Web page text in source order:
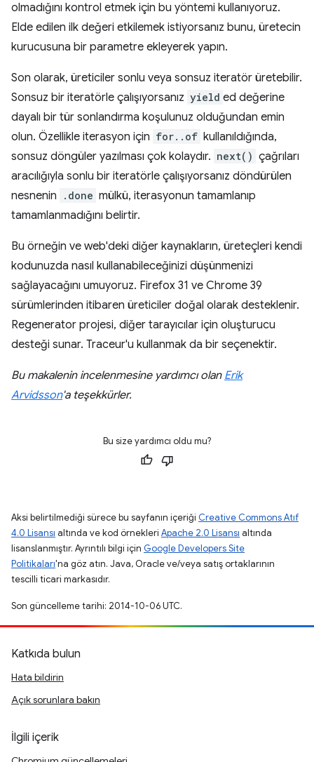
olmadığını kontrol etmek için bu yöntemi kullanıyoruz.
Elde edilen ilk değeri etkilemek istiyorsanız bunu, üretecin
kurucusuna bir parametre ekleyerek yapın.
Son olarak, üreticiler sonlu veya sonsuz iteratör üretebilir.
Sonsuz bir iteratörle çalışıyorsanız yield ed değerine
dayalı bir tür sonlandırma koşulunuz olduğundan emin
olun. Özellikle iterasyon için for..of kullanıldığında,
sonsuz döngüler yazılması çok kolaydır. next() çağrıları
aracılığıyla sonlu bir iteratörle çalışıyorsanız döndürülen
nesnenin
.done mülkü, iterasyonun tamamlanıp
tamamlanmadığını belirtir.
Bu örneğin ve web'deki diğer kaynakların, üreteçleri kendi
kodunuzda nasıl kullanabileceğinizi düşünmenizi
sağlayacağını umuyoruz. Firefox 31 ve Chrome 39
sürümlerinden itibaren üreticiler doğal olarak desteklenir.
Regenerator projesi, diğer tarayıcılar için oluşturucu
desteği sunar. Traceur'u kullanmak da bir seçenektir.
Bu makalenin incelenmesine yardımcı olan Erik
Arvidsson'a teşekkürler.
Bu size yardımcı oldu mu?
Aksi belirtilmediği sürece bu sayfanın içeriği Creative Commons Atıf
4.0 Lisansı altında ve kod örnekleri Apache 2.0 Lisansı altında
lisanslanmıştır. Ayrıntılı bilgi için Google Developers Site
Politikaları'na göz atın. Java, Oracle ve/veya satış ortaklarının
tescilli ticari markasıdır.
Son güncelleme tarihi: 2014-10-06 UTC.
Katkıda bulun
Hata bildirin
Açık sorunlara bakın
İlgili içerik